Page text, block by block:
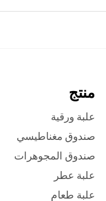
منتج
علبة ورقية
صندوق مغناطيسي
صندوق المجوهرات
علبة عطر
علبة طعام